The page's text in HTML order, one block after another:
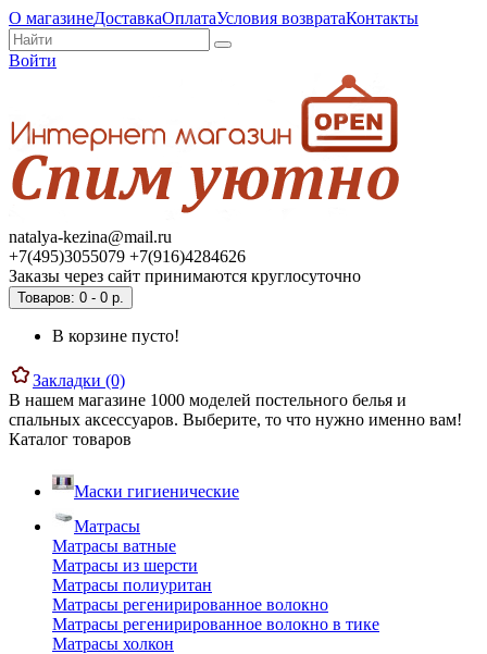
О магазинеДоставкаОплатаУсловия возвратаКонтакты
Войти
natalya-kezina@mail.ru
+7(495)3055079 +7(916)4284626
Заказы через сайт принимаются круглосуточно
Товаров: 0 - 0 р.
В корзине пусто!
Закладки (0)
В нашем магазине 1000 моделей постельного белья и
спальных аксессуаров. Выберите, то что нужно именно вам!
Каталог товаров
Маски гигиенические
Матрасы
Матрасы ватные
Матрасы из шерсти
Матрасы полиуритан
Матрасы регенирированное волокно
Матрасы регенирированное волокно в тике
Матрасы холкон